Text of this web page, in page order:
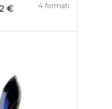
€ 4 formati